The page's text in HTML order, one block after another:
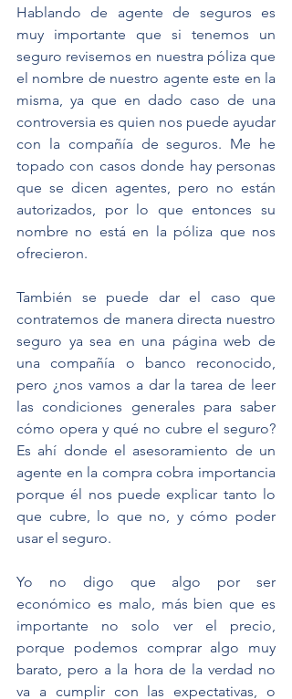
Hablando de agente de seguros es
muy importante que si tenemos un
seguro revisemos en nuestra póliza que
el nombre de nuestro agente este en la
misma, ya que en dado caso de una
controversia es quien nos puede ayudar
con la compañía de seguros. Me he
topado con casos donde hay personas
que se dicen agentes, pero no están
autorizados, por lo que entonces su
nombre no está en la póliza que nos
ofrecieron.
También se puede dar el caso que
contratemos de manera directa nuestro
seguro ya sea en una página web de
una compañía o banco reconocido,
pero ¿nos vamos a dar la tarea de leer
las condiciones generales para saber
cómo opera y qué no cubre el seguro?
Es ahí donde el asesoramiento de un
agente en la compra cobra importancia
porque él nos puede explicar tanto lo
que cubre, lo que no, y cómo poder
usar el seguro.
Yo no digo que algo por ser
económico es malo, más bien que es
importante no solo ver el precio,
porque podemos comprar algo muy
barato, pero a la hora de la verdad no
va a cumplir con las expectativas, o